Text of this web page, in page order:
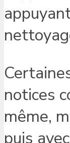
notices
même,
puis